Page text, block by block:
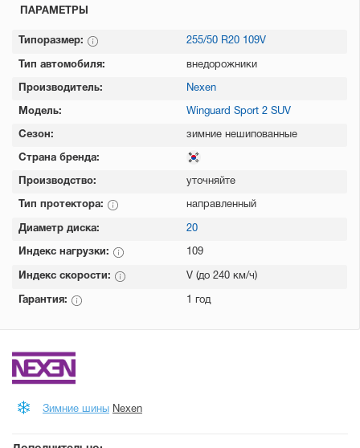
ПАРАМЕТРЫ
Типоразмер: 255/50 R20 109V
Тип автомобиля: внедорожники
Производитель: Nexen
Модель: Winguard Sport 2 SUV
Сезон: зимние нешипованные
Страна бренда:
Производство: уточняйте
Тип протектора: направленный
Диаметр диска: 20
Индекс нагрузки: 109
Индекс скорости: V (до 240 км/ч)
Гарантия: 1 год
Зимние шины Nexen